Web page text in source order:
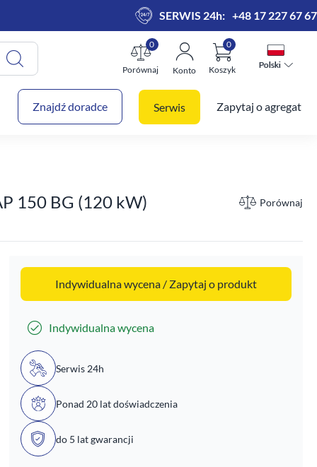
SERWIS 24h: +48 17 227 67 67
Porównaj
0
Konto Koszyk
0
Polski
Polski
Znajdź doradce Serwis Zapytaj o agregat
150 BG (120 kW) Porównaj
Indywidualna wycena / Zapytaj o produkt
Indywidualna wycena
Serwis 24h
Ponad 20 lat doświadczenia
do 5 lat gwarancji